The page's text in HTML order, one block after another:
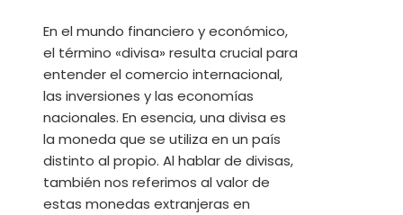
En el mundo financiero y económico,
el término «divisa» resulta crucial para
entender el comercio internacional,
las inversiones y las economías
nacionales. En esencia, una divisa es
la moneda que se utiliza en un país
distinto al propio. Al hablar de divisas,
también nos referimos al valor de
estas monedas extranjeras en